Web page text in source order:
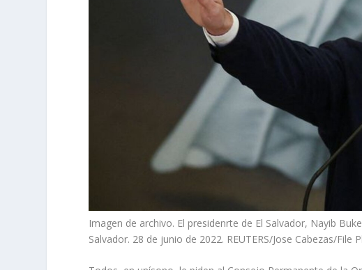
Imagen de archivo. El presidenrte de El Salvador, Nayib
Salvador. 28 de junio de 2022. REUTERS/Jose Cabezas/File